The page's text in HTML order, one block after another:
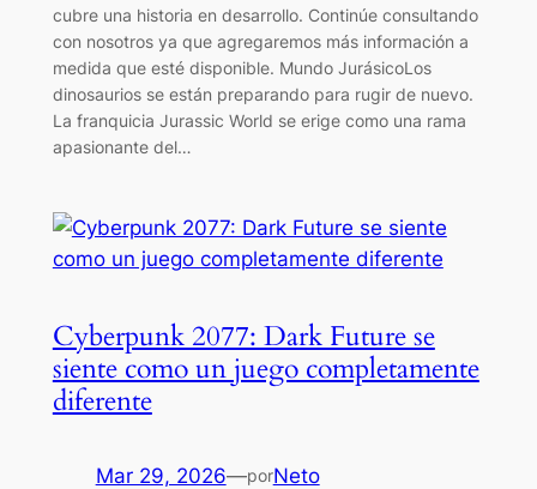
cubre una historia en desarrollo. Continúe consultando
con nosotros ya que agregaremos más información a
medida que esté disponible. Mundo JurásicoLos
dinosaurios se están preparando para rugir de nuevo.
La franquicia Jurassic World se erige como una rama
apasionante del…
Cyberpunk 2077: Dark Future se
siente como un juego completamente
diferente
Mar 29, 2026—porNeto